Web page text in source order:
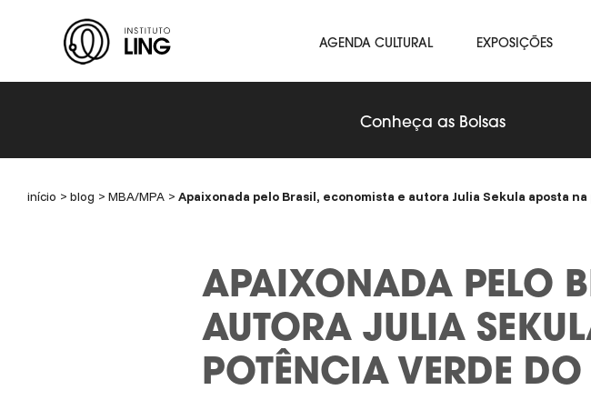
Instituto
Ling
AGENDA CULTURAL EXPOSIÇÕES
Conheça as Bolsas
início blog MBA/MPA Apaixonada pelo Brasil, economista e autora Julia Sekula aposta
APAIXONADA PELO
AUTORA JULIA
POTÊNCIA VERDE